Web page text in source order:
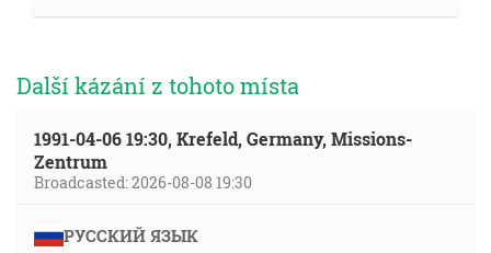
Další kázání z tohoto místa
1991-04-06 19:30, Krefeld, Germany, Missions-
Zentrum
Broadcasted: 2026-08-08 19:30
РУССКИЙ ЯЗЫК